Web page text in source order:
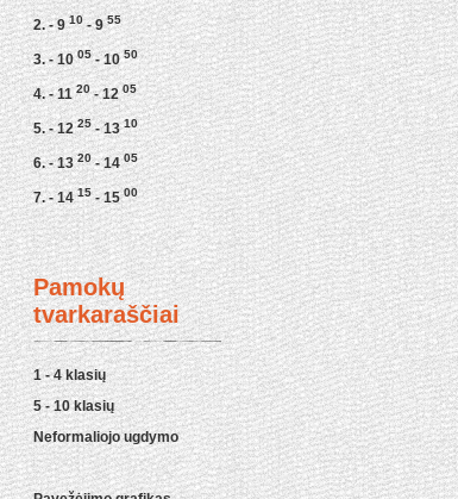
2. - 910- 955
3. - 1005- 1050
4. - 1120- 1205
5. - 1225- 1310
6. - 1320- 1405
7. - 1415- 1500
Pamokų
tvarkaraščiai
1 - 4 klasių
5 - 10 klasių
Neformaliojo ugdymo